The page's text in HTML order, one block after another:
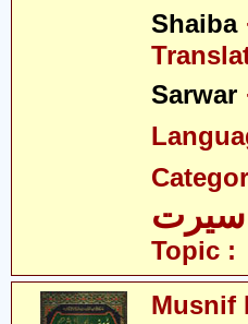
Shaiba
Sarwar
سیرت
Topic :
Musnif